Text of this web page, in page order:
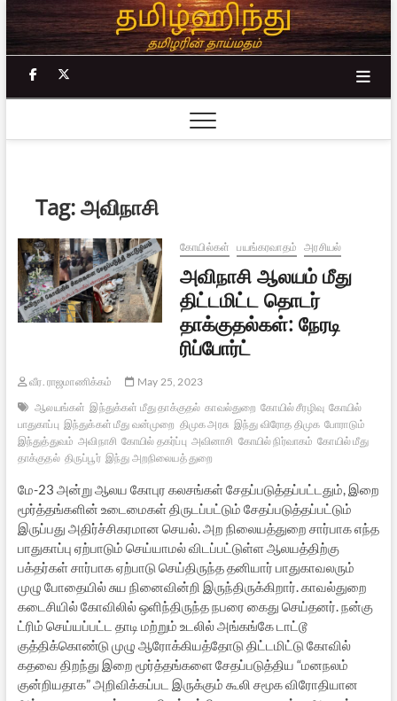
Skip
to
content
facebook
Tag:அவிநாசி
கோயில்கள் பயங்கரவாதம் அரசியல்
அவிநாசி ஆலயம் மீது
திட்டமிட்ட தொடர்
தாக்குதல்கள்: நேரடி
ரிப்போர்ட்
வீர. ராஜமாணிக்கம்
May 25, 2023
ஆலயங்கள் இந்துக்கள் மீது தாக்குதல் காவல்துறை கோயில் சீரழிவு கோயில்
பாதுகாப்பு இந்துக்கள் மீது வன்முறை திமுக அரசு இந்து விரோத திமுக போராடும்
இந்துத்துவம் அவிநாசி கோயில் தகர்ப்பு அவினாசி கோயில் நிர்வாகம் கோயில் மீது
தாக்குதல் திருப்பூர் இந்து அறநிலையத் துறை
மே-23 அன்று ஆலய கோபுர கலசங்கள் சேதப்படுத்தப்பட்டதும், இறை
மூர்த்தங்களின் உடைமைகள் திருடப்பட்டும் சேதப்படுத்தப்பட்டும்
இருப்பது அதிர்ச்சிகரமான செயல். அற நிலையத்துறை சார்பாக எந்த
பாதுகாப்பு ஏற்பாடும் செய்யாமல் விடப்பட்டுள்ள ஆலயத்திற்கு
பக்தர்கள் சார்பாக ஏற்பாடு செய்திருந்த தனியார் பாதுகாவலரும்
முழு போதையில் சுய நினைவின்றி இருந்திருக்கிறார். காவல்துறை
கடைசியில் கோவிலில் ஒளிந்திருந்த நபரை கைது செய்தனர். நன்கு
ட்ரிம் செய்யப்பட்ட தாடி மற்றும் உடலில் அங்கங்கே டாட்டூ
குத்திக்கொண்டு முழு ஆரோக்கியத்தோடு திட்டமிட்டு கோவில்
கதவை திறந்து இறை மூர்த்தங்களை சேதப்படுத்திய “மனநலம்
குன்றியதாக” அறிவிக்கப்பட இருக்கும் கூலி சமூக விரோதியான